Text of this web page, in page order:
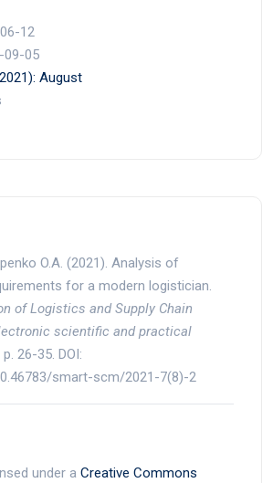
12
09-05
August
O.A. (2021). Analysis of
for a modern logistician.
of Logistics and Supply Chain
scientific and practical
p. 26-35. DOI:
smart-scm/2021-7(8)-2
under a Creative Commons